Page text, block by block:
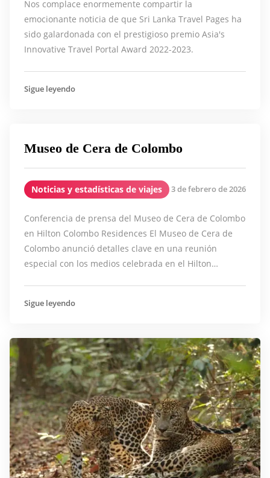
Nos complace enormemente compartir la
emocionante noticia de que Sri Lanka Travel Pages ha
sido galardonada con el prestigioso premio Asia's
Innovative Travel Portal Award 2022-2023.
Sigue leyendo
Museo de Cera de Colombo
Noticias y estadísticas de viajes 3 de febrero de 2026
Conferencia de prensa del Museo de Cera de Colombo
en Hilton Colombo Residences El Museo de Cera de
Colombo anunció detalles clave en una reunión
especial con los medios celebrada en el Hilton…
Sigue leyendo